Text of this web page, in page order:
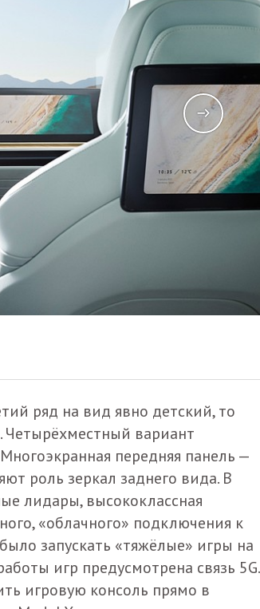
ряд на вид явно детский, то
Четырёхместный вариант
передняя панель —
роль зеркал заднего вида. В
лидары, высококлассная
«облачного» подключения к
запускать «тяжёлые» игры на
игр предусмотрена связь 5G.
игровую консоль прямо в